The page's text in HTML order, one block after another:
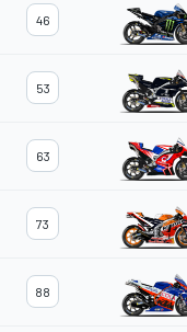
46
53
63
73
88